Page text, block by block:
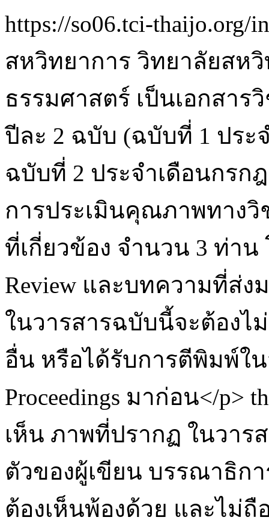
https://so06.tci-thaijo.org/
สหวิทยาการ วิทยาลัยสห
ธรรมศาสตร์ เป็นเอกสาร
ปีละ 2 ฉบับ (ฉบับที่ 1 ประ
ฉบับที่ 2 ประจำเดือนกรก
การประเมินคุณภาพทาง
ที่เกี่ยวข้อง จำนวน 3 ท่า
Review และบทความที่ส่
ในวารสารฉบับนี้จะต้องไ
อื่น หรือได้รับการตีพิมพ์ใ
Proceedings มาก่อน</p>
เห็น ภาพที่ปรากฏ ในวาร
ตัวของผู้เขียน บรรณาธิก
ต้องเห็นพ้องด้วย และไม่